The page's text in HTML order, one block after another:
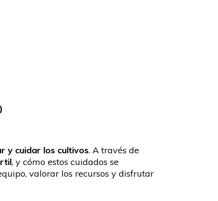
y cuidar los cultivos. A través de
, y cómo estos cuidados se
valorar los recursos y disfrutar